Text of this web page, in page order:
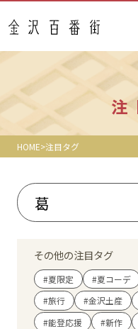
フロアガイド
あんと
Rinto
あんと西
レストラン・カフェ
ショップニュース
HOME 注目タグ
その他の注目タグ
#夏限定 #夏コーデ
#旅行
#金沢土産
#能登応援
#新作